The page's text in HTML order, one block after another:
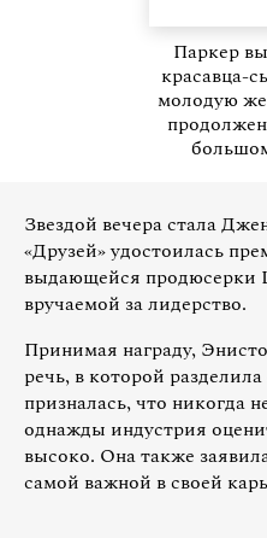
Паркер
красавца-
молодую
Звездой вечера стала
«Друзей» удостоилась
выдающейся продюсерки
вручаемой за лидерство.
Принимая награду,
речь, в которой
призналась, что никогда
однажды индустрия
высоко. Она также
самой важной в своей